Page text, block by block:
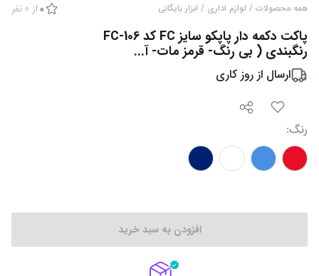
همه محصولات / لوازم اداری / ابزار بایگانی 0 از 0 نفر
پاکت دکمه دار پاپکو سایز FC کد FC-106
رنگبندی ( بی رنگ- قرمز مات- آ...
ارسال از روز کاری
رنگ:
افزودن به سبد خرید